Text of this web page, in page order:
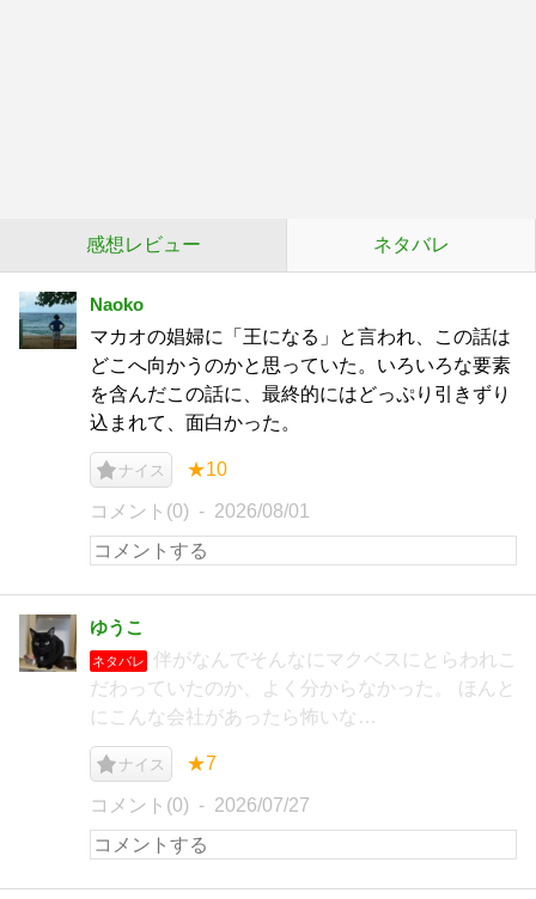
感想レビュー ネタバレ
Naoko
マカオの娼婦に「王になる」と言われ、この話は
どこへ向かうのかと思っていた。いろいろな要素
を含んだこの話に、最終的にはどっぷり引きずり
込まれて、面白かった。
ナイス ★10
コメント(0) 2026/08/01
ゆうこ
ネタバレ
伴がなんでそんなにマクベスにとらわれこ
だわっていたのか、よく分からなかった。 ほんと
にこんな会社があったら怖いな…
ナイス ★7
コメント(0) 2026/07/27